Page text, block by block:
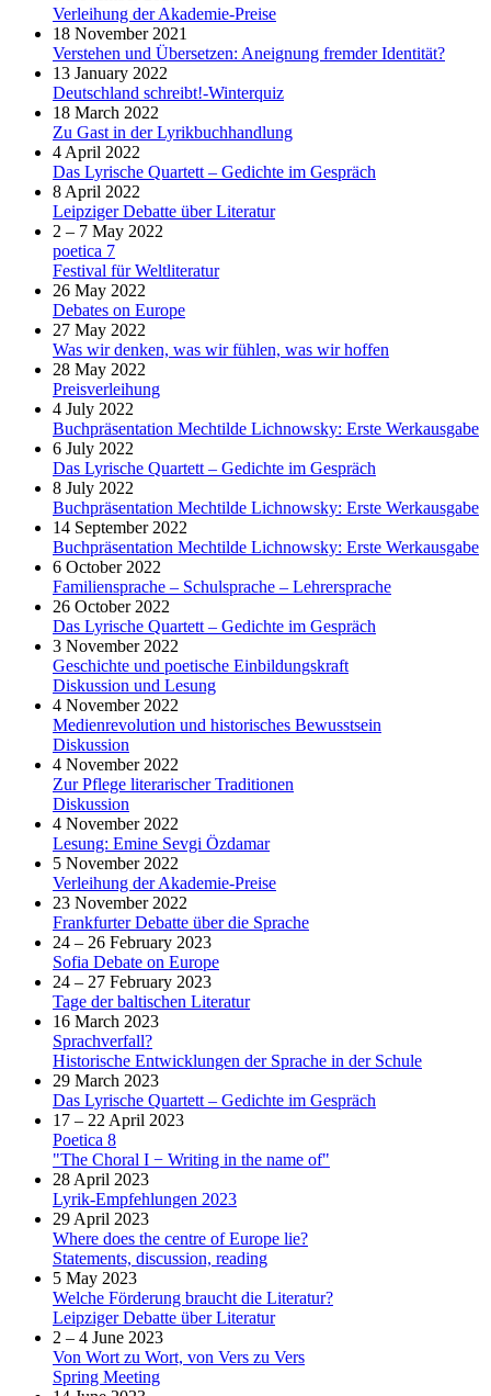
Verleihung der Akademie-Preise
18 November 2021
Verstehen und Übersetzen: Aneignung fremder Identität?
13 January 2022
Deutschland schreibt!-Winterquiz
18 March 2022
Zu Gast in der Lyrikbuchhandlung
4 April 2022
Das Lyrische Quartett – Gedichte im Gespräch
8 April 2022
Leipziger Debatte über Literatur
2 – 7 May 2022
poetica 7
Festival für Weltliteratur
26 May 2022
Debates on Europe
27 May 2022
Was wir denken, was wir fühlen, was wir hoffen
28 May 2022
Preisverleihung
4 July 2022
Buchpräsentation Mechtilde Lichnowsky: Erste Werkausgabe
6 July 2022
Das Lyrische Quartett – Gedichte im Gespräch
8 July 2022
Buchpräsentation Mechtilde Lichnowsky: Erste Werkausgabe
14 September 2022
Buchpräsentation Mechtilde Lichnowsky: Erste Werkausgabe
6 October 2022
Familiensprache – Schulsprache – Lehrersprache
26 October 2022
Das Lyrische Quartett – Gedichte im Gespräch
3 November 2022
Geschichte und poetische Einbildungskraft
Diskussion und Lesung
4 November 2022
Medienrevolution und historisches Bewusstsein
Diskussion
4 November 2022
Zur Pflege literarischer Traditionen
Diskussion
4 November 2022
Lesung: Emine Sevgi Özdamar
5 November 2022
Verleihung der Akademie-Preise
23 November 2022
Frankfurter Debatte über die Sprache
24 – 26 February 2023
Sofia Debate on Europe
24 – 27 February 2023
Tage der baltischen Literatur
16 March 2023
Sprachverfall?
Historische Entwicklungen der Sprache in der Schule
29 March 2023
Das Lyrische Quartett – Gedichte im Gespräch
17 – 22 April 2023
Poetica 8
"The Choral I − Writing in the name of"
28 April 2023
Lyrik-Empfehlungen 2023
29 April 2023
Where does the centre of Europe lie?
Statements, discussion, reading
5 May 2023
Welche Förderung braucht die Literatur?
Leipziger Debatte über Literatur
2 – 4 June 2023
Von Wort zu Wort, von Vers zu Vers
Spring Meeting